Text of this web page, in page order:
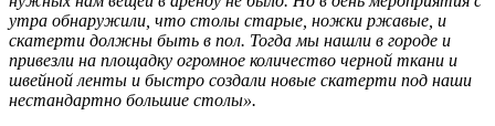
утра обнаружили, что столы старые, ножки ржавые, и
скатерти должны быть в пол. Тогда мы нашли в городе и
привезли на площадку огромное количество черной ткани и
швейной ленты и быстро создали новые скатерти под наши
нестандартно большие столы».